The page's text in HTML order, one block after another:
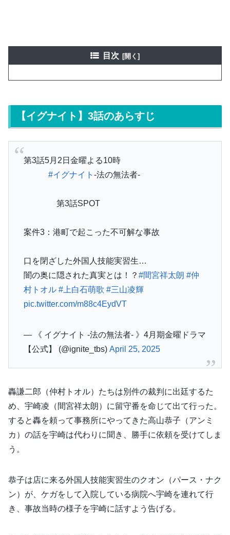
目次
【イグナイト】3話のあらすじ
第3話5月2日金曜よる10時
#イグナイト -法の無法者-
第3話SPOT
案件3：港町で起こった不可解な事故
口を閉ざした外国人技能実習生…
闇の奥に隠された真実とは！？ #間宮祥太朗 #仲
村トオル #上白石萌歌 #三山凌輝
pic.twitter.com/m88c4EydVT
— 《 イグナイト -法の無法者- 》4月期金曜ドラマ
【公式】 (@ignite_tbs) April 25, 2025
轟謙二郎（仲村トオル）たちは別件の裁判に出廷するた
め、宇崎凌（間宮祥太朗）に留守番を命じて出て行った。
すると轟を頼って事務所にやってきた高山恭子（アンミ
カ）の話を宇崎は代わりに聞き、勝手に依頼を受けてしま
う。
恭子は店に来る外国人技能実習生のクオン（パース・ナク
ン）が、ケガをして入院している病院へ宇崎を連れて行
き、事故当時の様子を宇崎に話すよう告げる。